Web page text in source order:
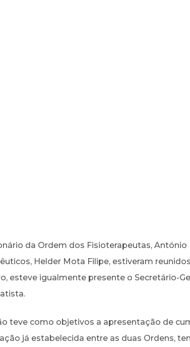
da Ordem dos Fisioterapeutas,
Helder Mota Filipe, estiveram
esteve igualmente presente o Secretário-
teve como objetivos a apresentação de
já estabelecida entre as duas Ordens,